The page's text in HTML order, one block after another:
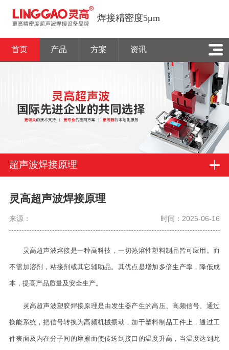
焊接精密度5μm
首页 产品 方案 资讯
超声波焊接原理
灵高超声波焊接原理
来源： 时间：2025-06-16
灵高超声波熔接是一种高科技，一切热溶性塑料制品皆可应用。而
不需加溶剂，粘接剂或其它辅助品。其优点是增加多倍生产率，降低成
本，提高产品质量及安全生产。
灵高超声波塑胶焊接原理是由发生器产生的高压、高频信号、通过
换能系统，把信号转换为高频机械振动，加于塑料制品工件上，通过工
件表面及内在分子间的摩擦而使传送到接口的温度升高，当温度达到此